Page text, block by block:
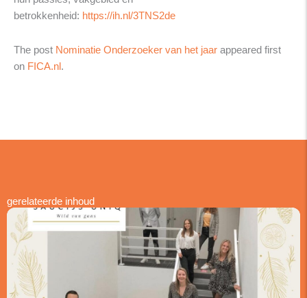
betrokkenheid: https://ih.nl/3TNS2de
The post Nominatie Onderzoeker van het jaar appeared first
on FICA.nl .
gerelateerde inhoud